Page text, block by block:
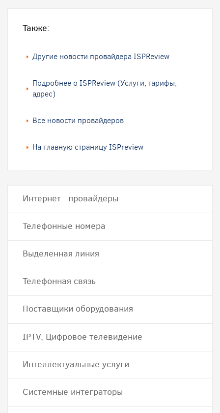
Также:
Другие новости провайдера ISPReview
Подробнее о ISPReview (Услуги, тарифы,
адрес)
Все новости провайдеров
На главную страницу ISPreview
Интернет провайдеры
Телефонные номера
Выделенная линия
Телефонная связь
Поставщики оборудования
IPTV, Цифровое телевидение
Интеллектуальные услуги
Системные интеграторы